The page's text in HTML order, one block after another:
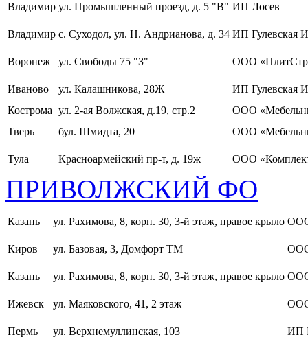
Владимир ул. Промышленный проезд, д. 5 "В" ИП Лосев
Владимир с. Суходол, ул. Н. Андрианова, д. 34 ИП Гулевская
Воронеж ул. Свободы 75 "З" ООО
Иваново ул. Калашникова, 28Ж
ИП Гулевская
Кострома ул. 2-ая Волжская, д.19, стр.2
ООО
Тверь
бул. Шмидта, 20 ООО
Тула Красноармейский пр-т, д. 19ж ООО
ПРИВОЛЖСКИЙ ФО
Казань ул. Рахимова, 8, корп. 30, 3-й этаж, правое крыло
Киров ул. Базовая, 3, Домфорт ТМ
Казань ул. Рахимова, 8, корп. 30, 3-й этаж, правое крыло
Ижевск ул. Маяковского, 41, 2 этаж
Пермь ул. Верхнемуллинская, 103 ИП